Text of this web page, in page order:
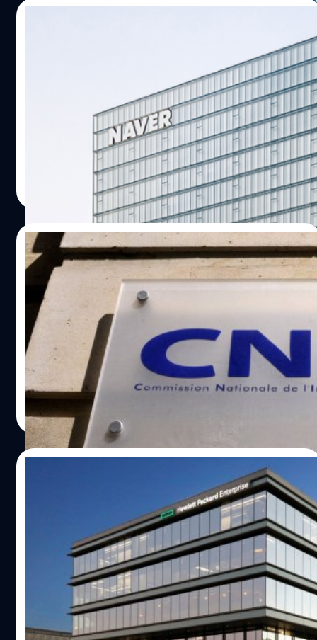
ญี่ปุ่นเตรียมสั่งผู้ให้บริการ LINE ยกระดับความ
ปลอดภัย แยกข้อมูลระหว่างองค์กรหลังข้อมูล
กระทรวงกิจการภายในและการสื่อสารของญี่ปุ่น (MIC) เตรียม
ออกหนังสือตำหนิ LY Corp ผู้ให้บริการ Line และ Yahoo
Japan อย่างเป็นทางการ หลังเกิดกรณีัข้อมูลรั่วต่อ ๆ กัน
จตุรวิทย์ เครือวาณิชกิจ| 888 days ago
16/02/2024
แฮกเกอร์ขโมยข้อมูลส่วนตัวของพลเมือง
ฝรั่งเศสไปเกือบครึ่งประเทศ หลังเจาะระบบจ่าย
เงินด้านสุขภาพ
เผยว่าผู้ให้บริการระบบธุรกรรมด้านสุขภาพ Viamedis และ
Almerys เผชิญกับการรั่วของระบบในปลายเดือนมกราคมที่
ผ่านมา จนข้อมูลลูกค้ามากกว่า 33 ล้านคนถูกขโมยไป
จตุรวิทย์ เครือวาณิชกิจ | 903 days ago
Read More
HPE เผยว่าถูกกลุ่มแฮกเกอร์หน่วยข่าวรัสเซีย
Hewlett Packard Enterprise (HPE) เปิดเผยว่าแฮกเกอร์ที่น่า
จะเชื่อมโยงกับรัสเซียเจาะเข้าไปในระบบอีเมลบนคลาวด์และ
ขโมยข้อมูลจากแผนกไซเบอร์และแผนกอื่น ๆ
จตุรวิทย์ เครือวาณิชกิจ | 926 days ago